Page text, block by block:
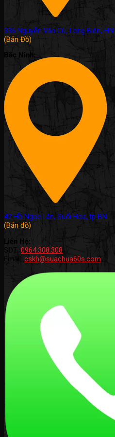
336 Nguyễn Văn Cừ, Long Biên, HN.
(Bản Đồ)
Bắc Ninh:
42 Hồ Ngọc Lân, Suối Hoa, tp BN.
(Bản đồ)
Liên Hệ:
SĐT: 0964.308.308
Email: cskh@suachua60s.com